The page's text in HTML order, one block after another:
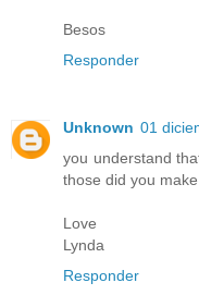
Besos
Responder
Unknown 01
you understand
those did you
Love
Lynda
Responder